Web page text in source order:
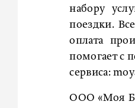
набору
поездки.
оплата
помогает с
сервиса:
ООО «Моя